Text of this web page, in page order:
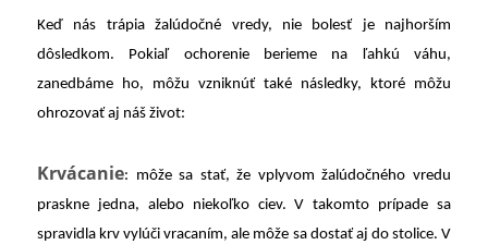
Keď nás trápia žalúdočné vredy, nie bolesť je najhorším
dôsledkom. Pokiaľ ochorenie berieme na ľahkú váhu,
zanedbáme ho, môžu vzniknúť také následky, ktoré môžu
ohrozovať aj náš život:
Krvácanie: môže sa stať, že vplyvom žalúdočného vredu
praskne jedna, alebo niekoľko ciev. V takomto prípade sa
spravidla krv vylúči vracaním, ale môže sa dostať aj do stolice. V